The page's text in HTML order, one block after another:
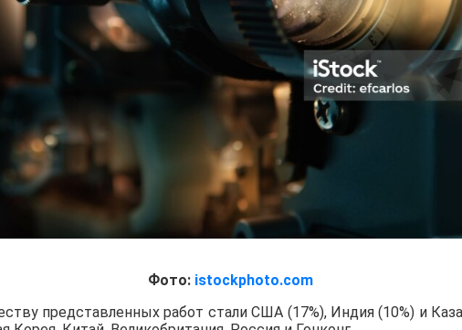
Фото: istockphoto.com
представленных работ стали США (17%), Индия (10%) и